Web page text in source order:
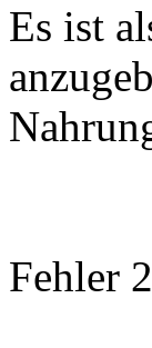
Es ist
Fehler